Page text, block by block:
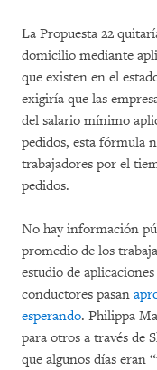
La Propuesta 22
domicilio mediante
que existen en el
exigiría que las
del salario mínimo
pedidos, esta fórmula
trabajadores por el
pedidos.
No hay información
promedio de los
estudio de
conductores pasan
esperando. Philippa
para otros a través de
que algunos días eran